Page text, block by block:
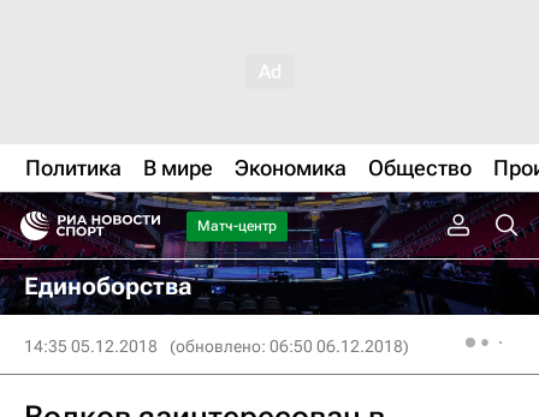
Политика В мире Экономика Общество
Матч-центр
Единоборства
14:35 05.12.2018 (обновлено: 06:50 06.12.2018)